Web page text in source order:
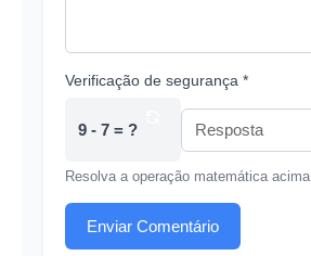
Verificação de segurança *
9 - 7 = ?
Resolva a operação matemática acima
Enviar Comentário